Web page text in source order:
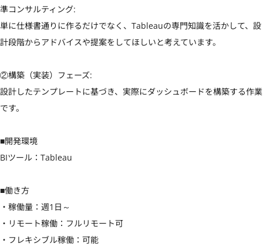
準コンサルティング:
単に仕様書通りに作るだけでなく、Tableauの専門知識を活かして、設
計段階からアドバイスや提案をしてほしいと考えています。
②構築（実装）フェーズ:
設計したテンプレートに基づき、実際にダッシュボードを構築する作業
です。
■開発環境
BIツール：Tableau
■働き方
・稼働量：週1日～
・リモート稼働：フルリモート可
・フレキシブル稼働：可能